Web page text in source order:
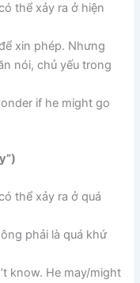
thể xảy ra ở hiện
xin phép. Nhưng
nói, chủ yếu trong
if he might go
thể xảy ra ở quá
phải là quá khứ
know. He may/might